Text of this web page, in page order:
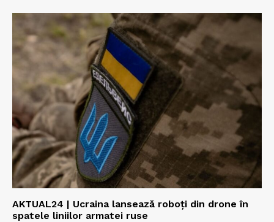
AKTUAL24 | Ucraina lansează roboți din drone în
spatele liniilor armatei ruse